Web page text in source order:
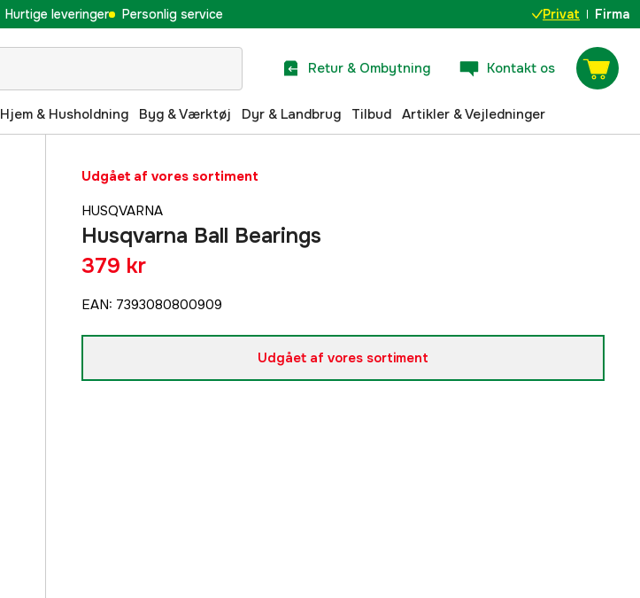
Hurtige leveringer Personlig service Privat Firma
Retur & Ombytning Kontakt os
Hjem & Husholdning Byg & Værktøj Dyr & Landbrug Tilbud Artikler & Vejledninger
Udgået af vores sortiment
HUSQVARNA
Husqvarna Ball Bearings
379 kr
EAN: 7393080800909
Udgået af vores sortiment